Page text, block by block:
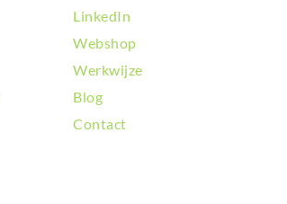
LinkedIn
Webshop
Werkwijze
Blog
Contact